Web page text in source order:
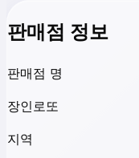
판매점 정보
판매점 명
장인로또
지역